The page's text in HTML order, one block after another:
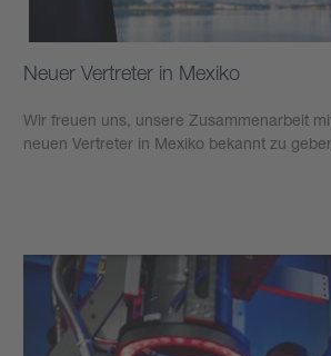
Neuer Vertreter in Mexiko
Wir freuen uns, unsere Zusammenarbeit
neuen Vertreter in Mexiko bekannt zu